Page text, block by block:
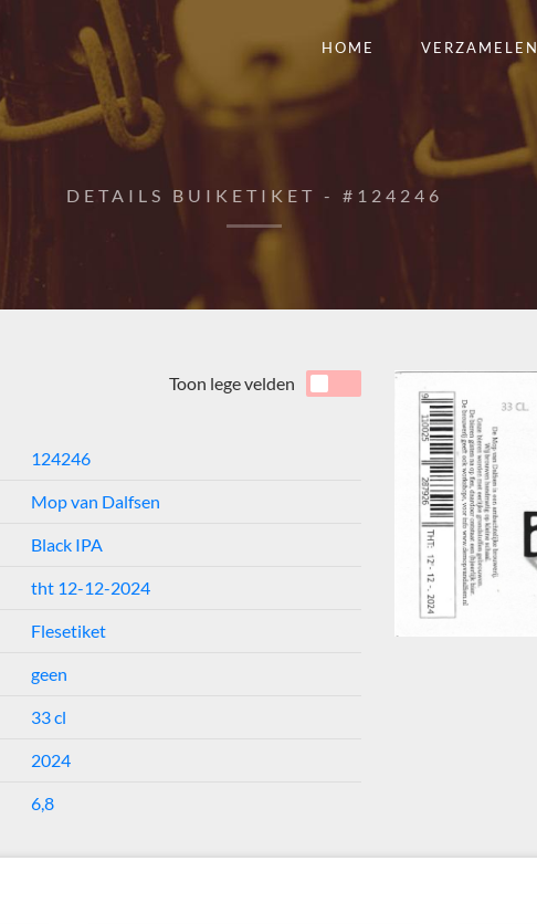
HOME VERZAMELEN
DETAILS BUIKETIKET - #124246
Toon lege velden
124246
Mop van Dalfsen
Black IPA
tht 12-12-2024
Flesetiket
geen
33 cl
2024
6,8